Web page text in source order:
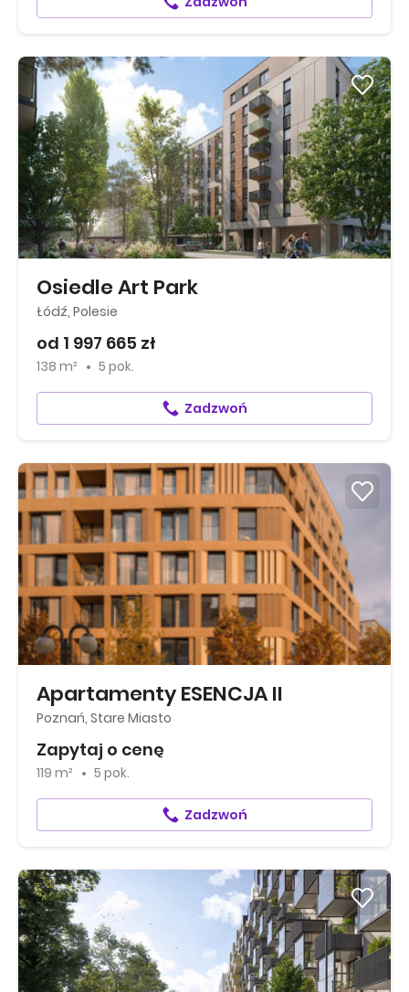
Osiedle Art Park
Łódź, Polesie
od 1 997 665 zł
138 m² 5 pok.
Zadzwoń
Apartamenty ESENCJA II
Poznań, Stare Miasto
Zapytaj o cenę
119 m² 5 pok.
Zadzwoń